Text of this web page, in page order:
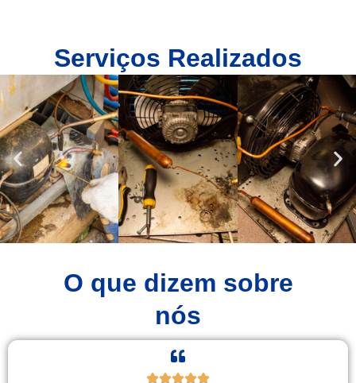
Serviços Realizados
O que dizem sobre
nós